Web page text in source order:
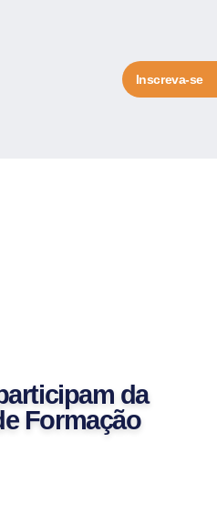
Inscreva-se
da
Formação